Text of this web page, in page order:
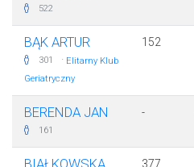
522
BĄK ARTUR
301 · Elitarny Klub
Geriatryczny
152
BERENDA JAN
161
-
377